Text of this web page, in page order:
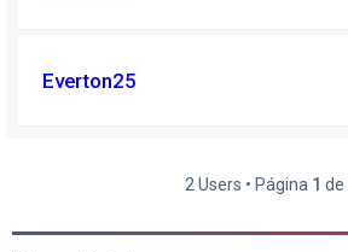
Everton25
2 Users • Página 1 de